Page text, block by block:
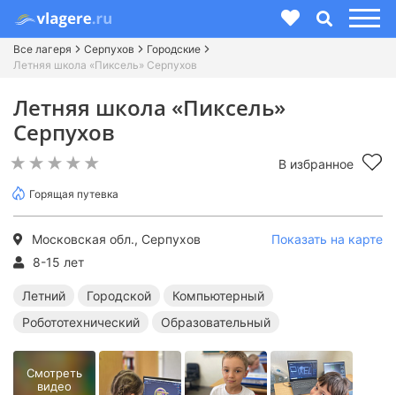
Все лагеря Серпухов
Городские
Летняя школа «Пиксель» Серпухов
Летняя школа «Пиксель»
Серпухов
В избранное
Горящая путевка
Московская обл., Серпухов
Показать на карте
8-15 лет
Летний Городской
Компьютерный
Робототехнический
Образовательный
Смотреть
видео